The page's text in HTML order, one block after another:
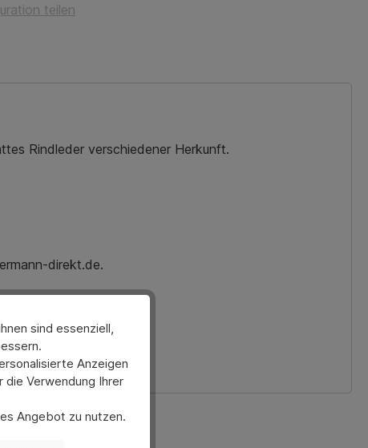
teilen
Rindleder verschiedener Herkunft.
direkt.de.
sind essenziell,
Anzeigen
die Verwendung Ihrer
Angebot zu nutzen.